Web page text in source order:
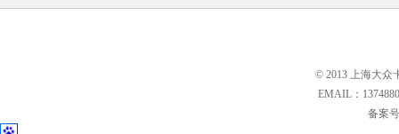
© 2013 上海大众
EMAIL：
备案